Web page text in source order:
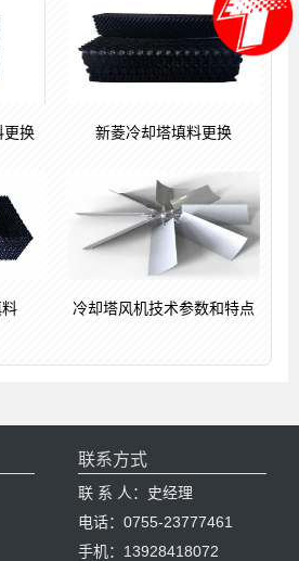
更换 新菱冷却塔填料更换
冷却塔风机技术参数和特点
联系方式
联 系 人：史经理
电话：0755-23777461
手机：13928418072